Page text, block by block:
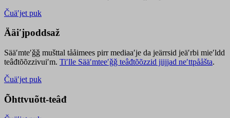
Čuäʹjet puk
Ääiʹjpoddsaž
Sääʹmteʹǧǧ mušttal tååimees pirr mediaaʹje da jeärrsid jeäʹrbi mieʹldd
teâđtõõzzivuiʹm. Tiʹlle Sääʹmteeʹǧǧ teâđtõõzzid jiijjad neʹttpååšta.
Čuäʹjet puk
Õhttvuõtt-teâđ